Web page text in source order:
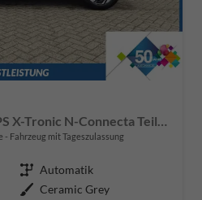
Fahrzeug mit Tageszulassung
Getriebe Automatik
Außenfarbe Ceramic Grey